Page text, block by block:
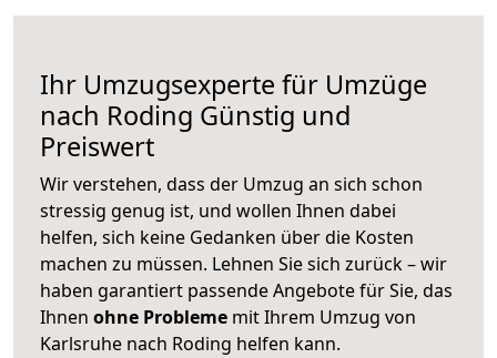
Ihr Umzugsexperte für Umzüge
nach Roding Günstig und
Preiswert
Wir verstehen, dass der Umzug an sich schon
stressig genug ist, und wollen Ihnen dabei
helfen, sich keine Gedanken über die Kosten
machen zu müssen. Lehnen Sie sich zurück – wir
haben garantiert passende Angebote für Sie, das
Ihnen ohne Probleme mit Ihrem Umzug von
Karlsruhe nach Roding helfen kann.